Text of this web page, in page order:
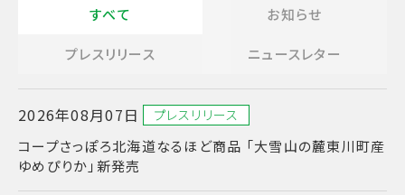
すべて お知らせ
プレスリリース ニュースレター
2026年08月07日 プレスリリース
コープさっぽろ北海道なるほど商品 「大雪山の麓東川町産
ゆめぴりか」新発売